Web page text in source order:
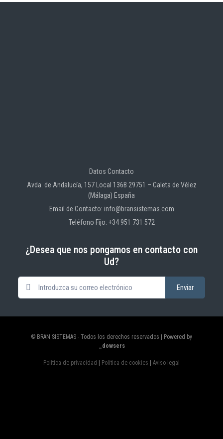
Datos Contacto
Avda. de Andalucía, 157 Local 136B 29751 – Caleta de Vélez
(Málaga) España
Email de Contacto: info@bransistemas.com
Teléfono Fijo: +34 951 731 572
¿Desea que nos pongamos en contacto con
Ud?
© BRAN SISTEMAS - Todos los derechos reservados | Powered by
_dowsers
Política de privacidad Política de cookies Aviso legal